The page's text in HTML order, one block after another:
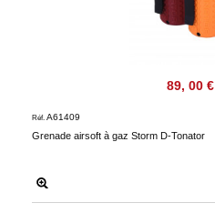
89, 00 €
Grenade airsoft à gaz Storm D-Tonator
Réf. A61409